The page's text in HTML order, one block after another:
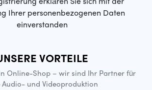
Ihrer personenbezogenen Daten
einverstanden
VORTEILE
Online-Shop – wir sind Ihr Partner für
Audio- und Videoproduktion